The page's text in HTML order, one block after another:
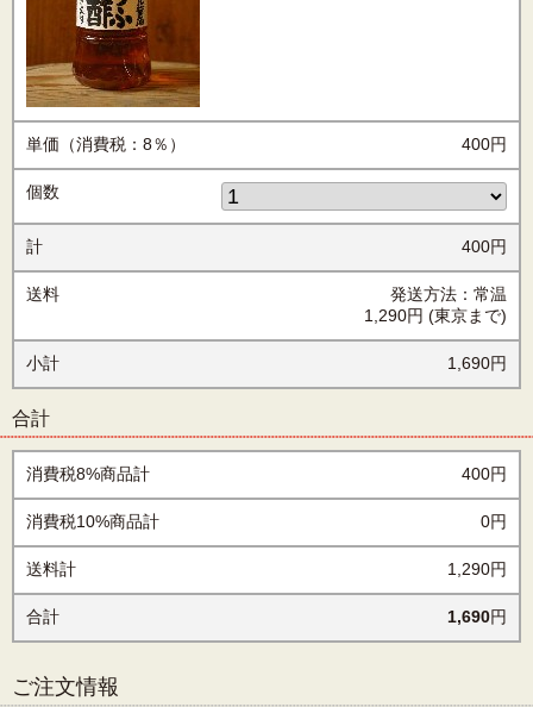
単価（消費税：8％） 400円
個数
計 400円
送料
発送方法：常温
1,290円 (東京まで)
小計 1,690円
合計
消費税8%商品計 400円
消費税10%商品計 0円
送料計 1,290円
合計 1,690円
ご注文情報